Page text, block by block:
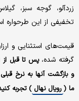
زردآلو، گوجه سبز،
تخفیفی از این طرحواره
قیمت‌های استثنایی و
گرفته شده،پس تا قبل از
و بازگشت آنها به نرخ
ما ( رویال نهال ) تجربه